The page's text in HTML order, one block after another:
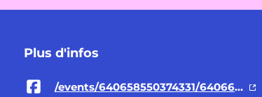
Plus d'infos
/events/640658550374331/640660583707461